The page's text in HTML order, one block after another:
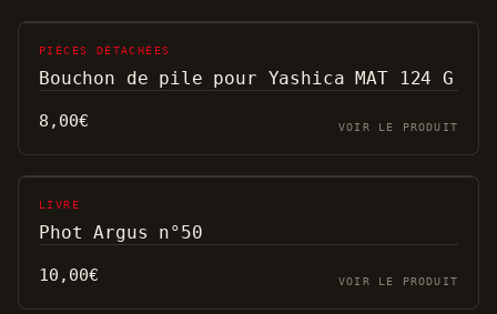
PIÈCES DÉTACHÉES
Bouchon de pile pour Yashica MAT 124 G
8,00€ VOIR LE PRODUIT
LIVRE
Phot Argus n°50
10,00€ VOIR LE PRODUIT